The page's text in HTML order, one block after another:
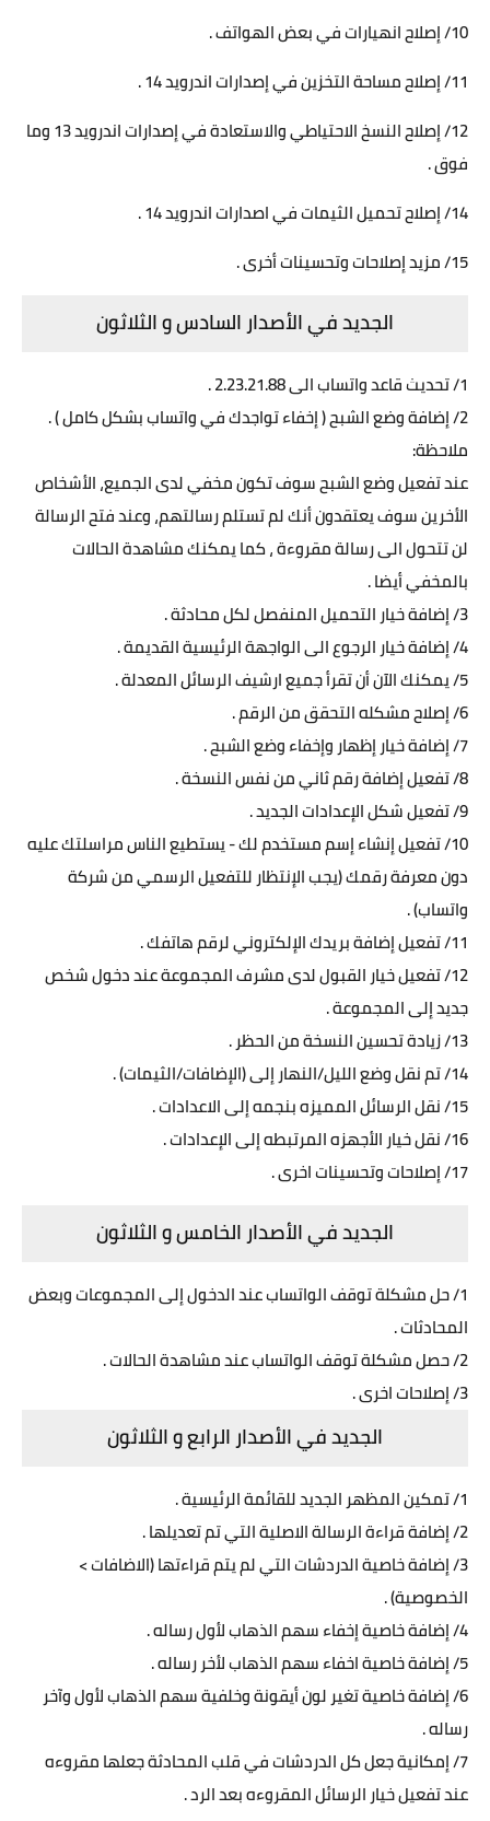
10/ إصلاح انهيارات في بعض الهواتف .
11/ إصلاح مساحة التخزين في إصدارات اندرويد 14 .
12/ إصلاح النسخ الاحتياطي والاستعادة في إصدارات اندرويد 13 وما
فوق .
14/ إصلاح تحميل الثيمات في اصدارات اندرويد 14 .
15/ مزيد إصلاحات وتحسينات أخرى .
الجديد في الأصدار السادس و الثلاثون
1/ تحديث قاعد واتساب الى 2.23.21.88 .
2/ إضافة وضع الشبح ( إخفاء تواجدك في واتساب بشكل كامل ) .
ملاحظة:
عند تفعيل وضع الشبح سوف تكون مخفي لدى الجميع، الأشخاص
الأخرين سوف يعتقدون أنك لم تستلم رسالتهم، وعند فتح الرسالة
لن تتحول الى رسالة مقروءة ، كما يمكنك مشاهدة الحالات
بالمخفي أيضا .
3/ إضافة خيار التحميل المنفصل لكل محادثة .
4/ إضافة خيار الرجوع الى الواجهة الرئيسية القديمة .
5/ يمكنك الآن أن تقرأ جميع ارشيف الرسائل المعدلة .
6/ إصلاح مشكله التحقق من الرقم .
7/ إضافة خيار إظهار وإخفاء وضع الشبح .
8/ تفعيل إضافة رقم ثاني من نفس النسخة .
9/ تفعيل شكل الإعدادات الجديد .
10/ تفعيل إنشاء إسم مستخدم لك - يستطيع الناس مراسلتك عليه
دون معرفة رقمك (يجب الإنتظار للتفعيل الرسمي من شركة
واتساب) .
11/ تفعيل إضافة بريدك الإلكتروني لرقم هاتفك .
12/ تفعيل خيار القبول لدى مشرف المجموعة عند دخول شخص
جديد إلى المجموعة .
13/ زيادة تحسين النسخة من الحظر .
14/ تم نقل وضع الليل/النهار إلى (الإضافات/الثيمات) .
15/ نقل الرسائل المميزه بنجمه إلى الاعدادات .
16/ نقل خيار الأجهزه المرتبطه إلى الإعدادات .
17/ إصلاحات وتحسينات اخرى .
الجديد في الأصدار الخامس و الثلاثون
1/ حل مشكلة توقف الواتساب عند الدخول إلى المجموعات وبعض
المحادثات .
2/ حصل مشكلة توقف الواتساب عند مشاهدة الحالات .
3/ إصلاحات اخرى .
الجديد في الأصدار الرابع و الثلاثون
1/ تمكين المظهر الجديد للقائمة الرئيسية .
2/ إضافة قراءة الرسالة الاصلية التي تم تعديلها .
3/ إضافة خاصية الدردشات التي لم يتم قراءتها (الاضافات >
الخصوصية) .
4/ إضافة خاصية إخفاء سهم الذهاب لأول رساله .
5/ إضافة خاصية اخفاء سهم الذهاب لأخر رساله .
6/ إضافة خاصية تغير لون أيقونة وخلفية سهم الذهاب لأول وآخر
رساله .
7/ إمكانية جعل كل الدردشات في قلب المحادثة جعلها مقروءه
عند تفعيل خيار الرسائل المقروءه بعد الرد .